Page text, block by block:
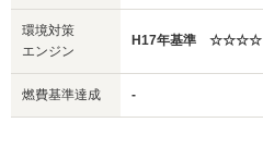
環境対策
エンジン
H17年基準 ☆☆☆☆
燃費基準達成 -